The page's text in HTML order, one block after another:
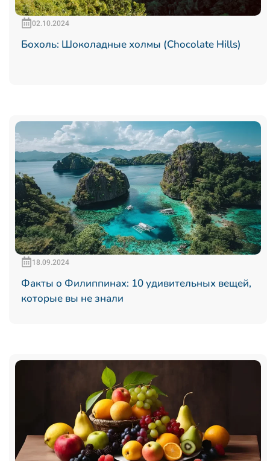
02.10.2024
Бохоль: Шоколадные холмы (Chocolate Hills)
18.09.2024
Факты о Филиппинах: 10 удивительных вещей,
которые вы не знали